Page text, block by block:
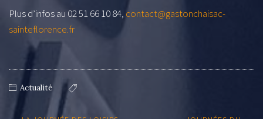
Plus d’infos au 02 51 66 10 84, contact@gastonchaisac-
sainteflorence.fr
Actualité